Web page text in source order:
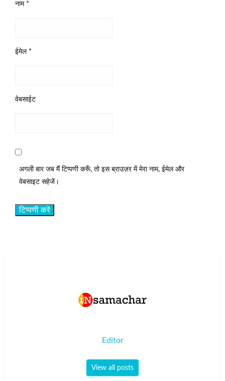
नाम *
ईमेल *
वेबसाईट
अगली बार जब मैं टिप्पणी करूँ, तो इस ब्राउज़र में मेरा नाम, ईमेल और
वेबसाइट सहेजें।
Editor
View all posts